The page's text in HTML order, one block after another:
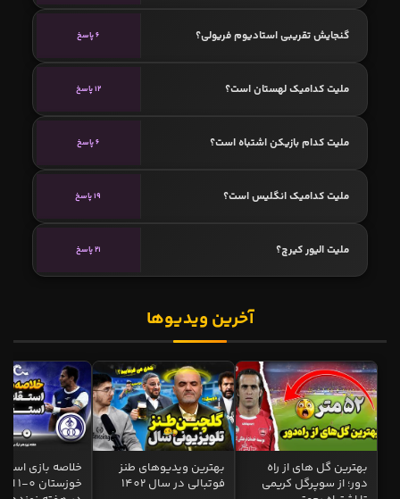
گنجایش تقریبی استادیوم فریولی؟ 6 پاسخ
ملیت کدامیک لهستان است؟ 12 پاسخ
ملیت کدام بازیکن اشتباه است؟ 6 پاسخ
ملیت کدامیک انگلیس است؟ 19 پاسخ
ملیت الیور کیرچ؟ 21 پاسخ
آخرین ویدیوها
بهترین گل های از راه
دور؛ از سوپرگل کریمی
بهترین ویدیوهای طنز
فوتبالی در سال 1402
خلاصه بازی